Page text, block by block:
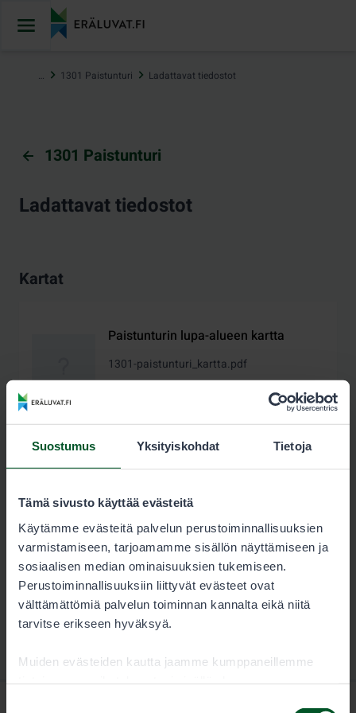
Suostumus Yksityiskohdat Tietoja
Tämä sivusto käyttää evästeitä
Käytämme evästeitä palvelun perustoiminnallisuuksien
varmistamiseen, tarjoamamme sisällön näyttämiseen ja
sosiaalisen median ominaisuuksien tukemiseen.
Perustoiminnallisuuksiin liittyvät evästeet ovat
välttämättömiä palvelun toiminnan kannalta eikä niitä
tarvitse erikseen hyväksyä.
Muiden evästeiden kautta jaamme kumppaneillemme
sisältöön
… 1301 Paistunturi Ladattavat tiedostot
1301 Paistunturi
Ladattavat tiedostot
Kartat
Paistunturin lupa-alueen kartta
1301-paistunturi_kartta.pdf
Lataa